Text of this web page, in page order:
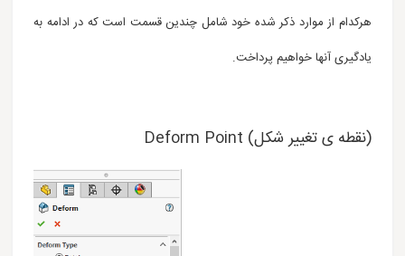
هرکدام از موارد ذکر شده خود شامل چندین قسمت است که در ادامه به
یادگیری آنها خواهیم پرداخت.
(نقطه ی تغییر شکل) Deform Point